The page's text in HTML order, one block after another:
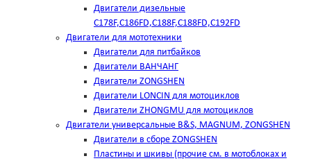
Двигатели дизельные
C178F,С186FD,C188F,C188FD,C192FD
Двигатели для мототехники
Двигатели для питбайков
Двигатели ВАНЧАНГ
Двигатели ZONGSHEN
Двигатели LONCIN для мотоциклов
Двигатели ZHONGMU для мотоциклов
Двигатели универсальные B&S, MAGNUM, ZONGSHEN
Двигатели в сборе ZONGSHEN
Пластины и шкивы (прочие см. в мотоблоках и